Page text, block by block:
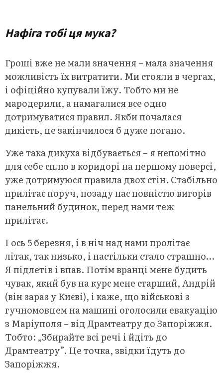
Нафіга тобі ця мука?
Гроші вже не мали значення – мала значення
можливість їх витратити. Ми стояли в чергах,
і офіційно купували їжу. Тобто ми не
мародерили, а намагалися все одно
дотримуватися правил. Якби почалася
дикість, це закінчилося б дуже погано.
Уже така дикуха відбувається – я непомітно
для себе сплю в коридорі на першому поверсі,
уже дотримуюся правила двох стін. Стабільно
прилітає поруч, позаду нас повністю вигорів
панельний будинок, перед нами теж
прилітає.
І ось 5 березня, і в ніч над нами пролітає
літак, так низько, і настільки стало страшно…
Я підлетів і впав. Потім вранці мене будить
чувак, який був на курс мене старший, Андрій
(він зараз у Києві), і каже, що військові з
гучномовцем на машині оголосили евакуацію
з Маріуполя – від Драмтеатру до Запоріжжя.
Тобто: „Збирайте всі речі і йдіть до
Драмтеатру”. Це точка, звідки їдуть до
Запоріжжя.